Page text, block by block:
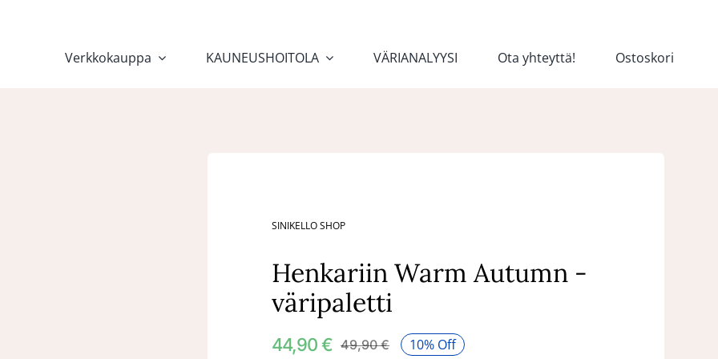
Verkkokauppa KAUNEUSHOITOLA VÄRIANALYYSI Ota yhteyttä! Ostoskori
SINIKELLO SHOP
Henkariin Warm Autumn -
väripaletti
49,90€Alkuperäinen
44,90€
Nykyinen
10% Off